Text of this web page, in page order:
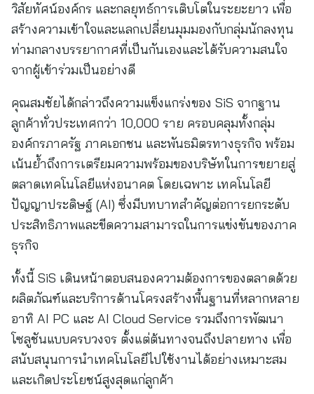
วิสัยทัศน์องค์กร และกลยุทธ์การเติบโตในระยะยาว เพื่อ
สร้างความเข้าใจและแลกเปลี่ยนมุมมองกับกลุ่มนักลงทุน
ท่ามกลางบรรยากาศที่เป็นกันเองและได้รับความสนใจ
จากผู้เข้าร่วมเป็นอย่างดี
คุณสมชัยได้กล่าวถึงความแข็งแกร่งของ SiS จากฐาน
ลูกค้าทั่วประเทศกว่า 10,000 ราย ครอบคลุมทั้งกลุ่ม
องค์กรภาครัฐ ภาคเอกชน และพันธมิตรทางธุรกิจ พร้อม
เน้นย้ำถึงการเตรียมความพร้อมของบริษัทในการขยายสู่
ตลาดเทคโนโลยีแห่งอนาคต โดยเฉพาะ เทคโนโลยี
ปัญญาประดิษฐ์ (AI) ซึ่งมีบทบาทสำคัญต่อการยกระดับ
ประสิทธิภาพและขีดความสามารถในการแข่งขันของภาค
ธุรกิจ
ทั้งนี้ SiS เดินหน้าตอบสนองความต้องการของตลาดด้วย
ผลิตภัณฑ์และบริการด้านโครงสร้างพื้นฐานที่หลากหลาย
อาทิ AI PC และ AI Cloud Service รวมถึงการพัฒนา
โซลูชันแบบครบวงจร ตั้งแต่ต้นทางจนถึงปลายทาง เพื่อ
สนับสนุนการนำเทคโนโลยีไปใช้งานได้อย่างเหมาะสม
และเกิดประโยชน์สูงสุดแก่ลูกค้า